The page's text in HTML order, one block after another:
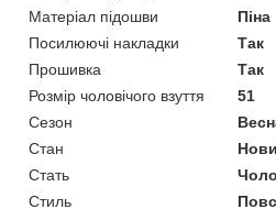
Матеріал підошви
Піна
Посилюючі накладки
Так
Прошивка
Так
Розмір чоловічого взуття
51
Сезон
Стан
Стать
Стиль